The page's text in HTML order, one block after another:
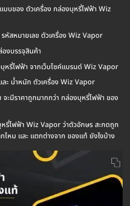
บบของ ตัวเครื่อง กล่องบุหรี่ไฟฟ้า Wiz
หัสหมายเลข ตัวเครื่อง Wiz Vapor
องบรรจุสินค้า
หรี่ไฟฟ้า จากเว็บไซค์แบรนด์ Wiz Vapor
ะ น้ำหนัก ตัวเครื่อง Wiz Vapor
ะมีราคาถูกมากกว่า กล่องบุหรี่ไฟฟ้า ของ
รี่ไฟฟ้า Wiz Vapor ว่าตัวอักษร สะกดถูก
หม และ แตกต่างจาก ของแท้ ยังไงบ้าง